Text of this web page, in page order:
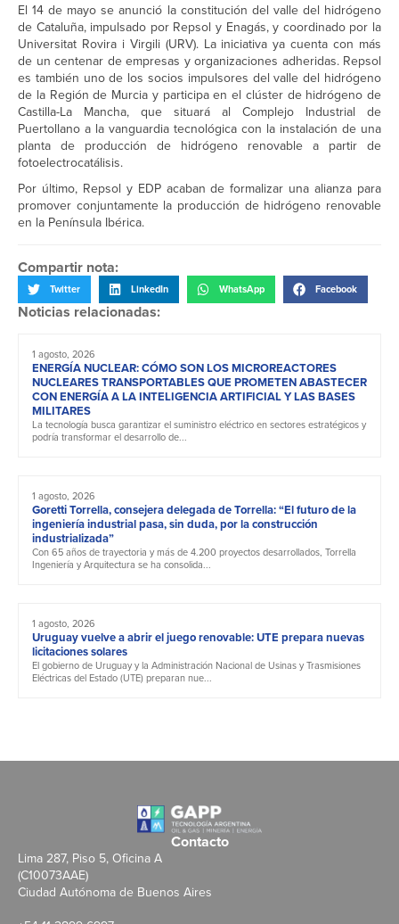
El 14 de mayo se anunció la constitución del valle del hidrógeno
de Cataluña, impulsado por Repsol y Enagás, y coordinado por la
Universitat Rovira i Virgili (URV). La iniciativa ya cuenta con más
de un centenar de empresas y organizaciones adheridas. Repsol
es también uno de los socios impulsores del valle del hidrógeno
de la Región de Murcia y participa en el clúster de hidrógeno de
Castilla-La Mancha, que situará al Complejo Industrial de
Puertollano a la vanguardia tecnológica con la instalación de una
planta de producción de hidrógeno renovable a partir de
fotoelectrocatálisis.
Por último, Repsol y EDP acaban de formalizar una alianza para
promover conjuntamente la producción de hidrógeno renovable
en la Península Ibérica.
Compartir nota:
Twitter LinkedIn WhatsApp Facebook
Noticias relacionadas:
1 agosto, 2026
ENERGÍA NUCLEAR: CÓMO SON LOS MICROREACTORES
NUCLEARES TRANSPORTABLES QUE PROMETEN ABASTECER
CON ENERGÍA A LA INTELIGENCIA ARTIFICIAL Y LAS BASES
MILITARES
La tecnología busca garantizar el suministro eléctrico en sectores estratégicos y
podría transformar el desarrollo de...
1 agosto, 2026
Goretti Torrella, consejera delegada de Torrella: “El futuro de la
ingeniería industrial pasa, sin duda, por la construcción
industrializada”
Con 65 años de trayectoria y más de 4.200 proyectos desarrollados, Torrella
Ingeniería y Arquitectura se ha consolida...
1 agosto, 2026
Uruguay vuelve a abrir el juego renovable: UTE prepara nuevas
licitaciones solares
El gobierno de Uruguay y la Administración Nacional de Usinas y Trasmisiones
Eléctricas del Estado (UTE) preparan nue...
Contacto
Lima 287, Piso 5, Oficina A
(C10073AAE)
Ciudad Autónoma de Buenos Aires